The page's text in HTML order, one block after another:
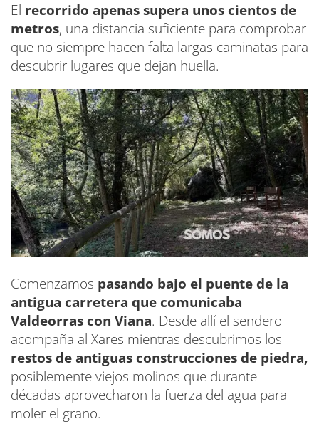
El recorrido apenas supera unos cientos de
metros, una distancia suficiente para comprobar
que no siempre hacen falta largas caminatas para
descubrir lugares que dejan huella.
Comenzamos pasando bajo el puente de la
antigua carretera que comunicaba
Valdeorras con Viana. Desde allí el sendero
acompaña al Xares mientras descubrimos los
restos de antiguas construcciones de piedra,
posiblemente viejos molinos que durante
décadas aprovecharon la fuerza del agua para
moler el grano.